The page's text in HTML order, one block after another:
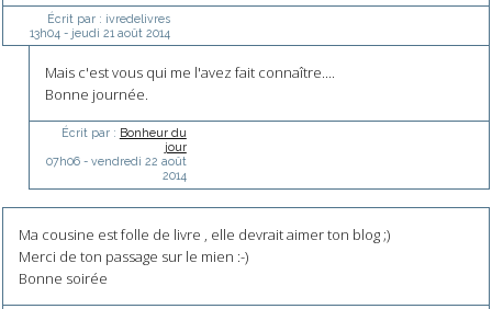
Écrit par : ivredelivres
13h04 - jeudi 21 août 2014
Mais c'est vous qui me l'avez fait connaître....
Bonne journée.
Écrit par : Bonheur du
jour
07h06- vendredi 22 août
2014
Ma cousine est folle de livre , elle devrait aimer ton blog ;)
Merci de ton passage sur le mien :-)
Bonne soirée